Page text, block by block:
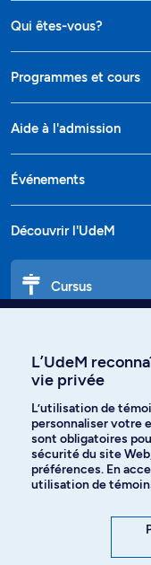
Qui êtes-vous?
Programmes et cours
Aide à l'admission
Événements
Découvrir l'UdeM
Cursus
Langues
Facebook
L’UdeM
vie privée
L’utilisation de
personnaliser votre
sont obligatoires
sécurité du site
préférences. En
utilisation de